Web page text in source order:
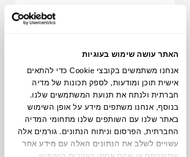
האתר עושה שימוש בעוגיות
אנחנו משתמשים בקובצי Cookie כדי להתאים
אישית תוכן ומודעות, לספק תכונות של מדיה
חברתית ולנתח את תנועת המשתמשים שלנו.
בנוסף, אנחנו משתפים מידע על אופן השימוש
באתר שלנו עם השותפים שלנו מתחומי המדיה
החברתית, הפרסום וניתוח הנתונים. גורמים אלה
עשויים לשלב את הנתונים האלה עם מידע אחר
₪ 8,652
C
O
M
IN
G
S
O
O
N שידה PERFORATED MEDIUM
HAY